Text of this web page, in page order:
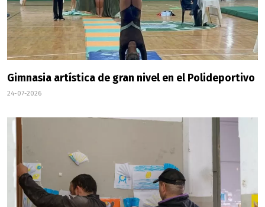
Gimnasia artística de gran nivel en el Polideportivo
24-07-2026